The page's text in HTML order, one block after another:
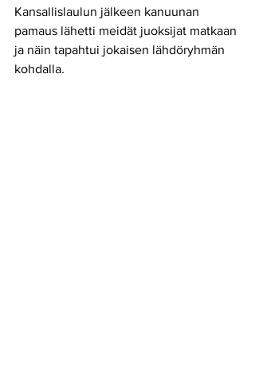
Kansallislaulun jälkeen kanuunan
pamaus lähetti meidät juoksijat matkaan
ja näin tapahtui jokaisen lähdöryhmän
kohdalla.